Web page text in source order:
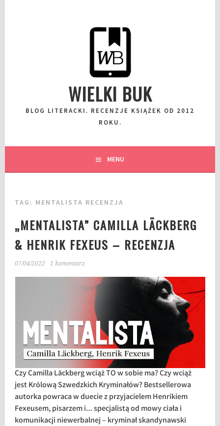
WIELKI BUK
BLOG LITERACKI. RECENZJE KSIĄŻEK OD 2012
ROKU.
MENU
TAG: MENTALISTA RECENZJA
„MENTALISTA” CAMILLA LÄCKBERG
& HENRIK FEXEUS – RECENZJA
07/04/2022 1 komentarz
Czy Camilla Läckberg wciąż TO w sobie ma? Czy wciąż
jest Królową Szwedzkich Kryminałów? Bestsellerowa
autorka powraca w duecie z przyjacielem Henrikiem
Fexeusem, pisarzem i… specjalistą od mowy ciała i
komunikacji niewerbalnej – kryminał skandynawski